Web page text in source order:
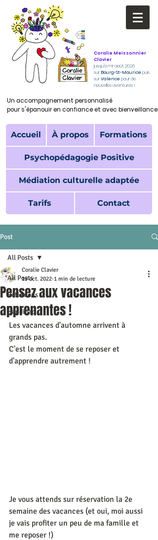
Coralie Meissonnier
Clavier
jusqu'à mi-août 2026
sur Bourg-St-Maurice puis
surValence pour de
nouvelles aventures !
Un accompagnement personnalisé
pour s'épanouir en confiance et avec bienveillance.
Un accompagnement personnalisé
pour s'épanouir en confiance et avec bienveillance.
Accueil À propos Formations
Psychopédagogie Positive
Médiation culturelle adaptée
Tarifs Contact
Post
All Posts
Réflexions
Handicap
All Posts
Pensez aux vacances
apprenantes !
Coralie Clavier
19 oct. 2022 1 min de lecture
Les vacances d'automne arrivent à
grands pas.
C'est le moment de se reposer et
d'apprendre autrement !
Je vous attends sur réservation la 2e
semaine des vacances (et oui, moi aussi
je vais profiter un peu de ma famille et
me reposer !)